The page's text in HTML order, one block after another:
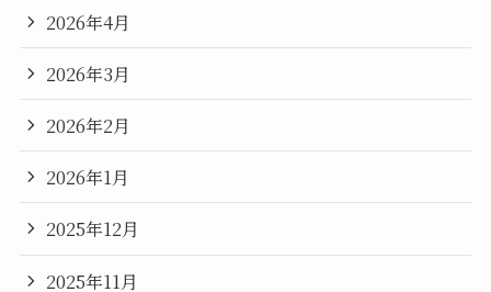
2026年4月
2026年3月
2026年2月
2026年1月
2025年12月
2025年11月